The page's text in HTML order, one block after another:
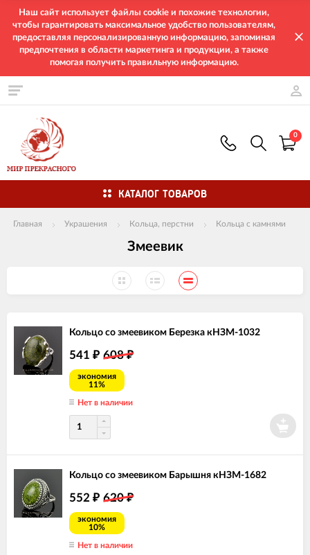
Наш сайт использует файлы cookie и похожие технологии,
чтобы гарантировать максимальное удобство пользователям,
предоставляя персонализированную информацию, запоминая
предпочтения в области маркетинга и продукции, а также
помогая получить правильную информацию.
0
КАТАЛОГ ТОВАРОВ
Главная Украшения Кольца, перстни Кольца с камнями
Змеевик
Кольцо со змеевиком Березка кНЗМ-1032
541 ₽ 608₽
экономия
11%
Нет в наличии
Кольцо со змеевиком Барышня кНЗМ-1682
552 ₽ 620₽
экономия
10%
Нет в наличии